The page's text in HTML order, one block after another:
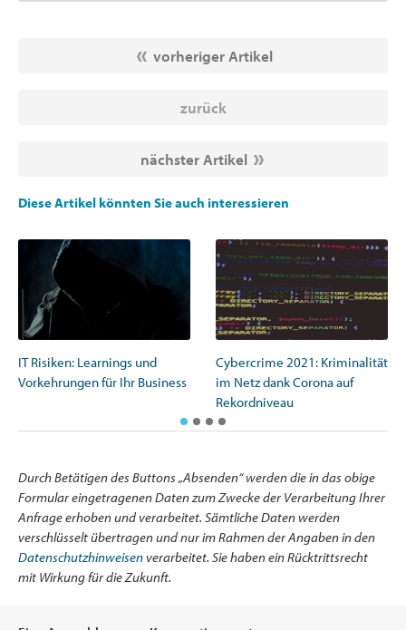
vorheriger Artikel
zurück
nächster Artikel
Diese Artikel könnten Sie auch interessieren
IT Risiken: Learnings und
Vorkehrungen für Ihr Business
Cybercrime 2021: Kriminalität
im Netz dank Corona auf
Rekordniveau
Durch Betätigen des Buttons „Absenden“ werden die in das obige
Formular eingetragenen Daten zum Zwecke der Verarbeitung Ihrer
Anfrage erhoben und verarbeitet. Sämtliche Daten werden
verschlüsselt übertragen und nur im Rahmen der Angaben in den
Datenschutzhinweisenverarbeitet. Sie haben ein Rücktrittsrecht
mit Wirkung für die Zukunft.